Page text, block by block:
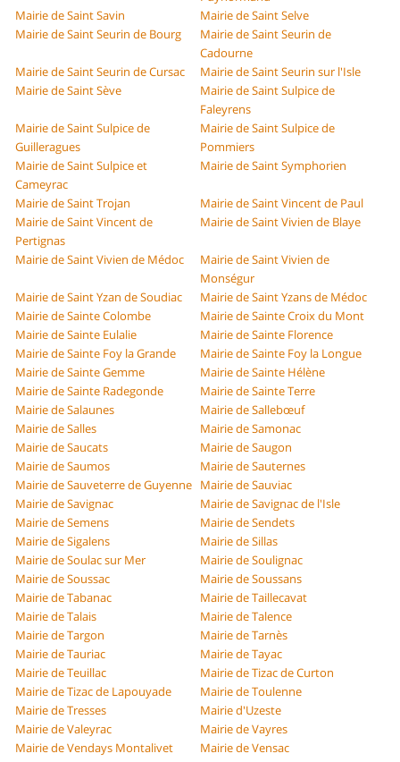
Mairie de Saint Savin
Mairie de Saint Selve
Mairie de Saint Seurin de Bourg
Mairie de Saint Seurin de
Cadourne
Mairie de Saint Seurin de Cursac
Mairie de Saint Seurin sur l'Isle
Mairie de Saint Sève
Mairie de Saint Sulpice de
Faleyrens
Mairie de Saint Sulpice de
Guilleragues
Mairie de Saint Sulpice de
Pommiers
Mairie de Saint Sulpice et
Cameyrac
Mairie de Saint Symphorien
Mairie de Saint Trojan
Mairie de Saint Vincent de Paul
Mairie de Saint Vincent de
Pertignas
Mairie de Saint Vivien de Blaye
Mairie de Saint Vivien de Médoc
Mairie de Saint Vivien de
Monségur
Mairie de Saint Yzan de Soudiac
Mairie de Saint Yzans de Médoc
Mairie de Sainte Colombe
Mairie de Sainte Croix du Mont
Mairie de Sainte Eulalie
Mairie de Sainte Florence
Mairie de Sainte Foy la Grande
Mairie de Sainte Foy la Longue
Mairie de Sainte Gemme
Mairie de Sainte Hélène
Mairie de Sainte Radegonde
Mairie de Sainte Terre
Mairie de Salaunes
Mairie de Sallebœuf
Mairie de Salles
Mairie de Samonac
Mairie de Saucats
Mairie de Saugon
Mairie de Saumos
Mairie de Sauternes
Mairie de Sauveterre de Guyenne Mairie de Sauviac
Mairie de Savignac
Mairie de Savignac de l'Isle
Mairie de Semens
Mairie de Sendets
Mairie de Sigalens
Mairie de Sillas
Mairie de Soulac sur Mer
Mairie de Soulignac
Mairie de Soussac
Mairie de Soussans
Mairie de Tabanac
Mairie de Taillecavat
Mairie de Talais
Mairie de Talence
Mairie de Targon
Mairie de Tarnès
Mairie de Tauriac
Mairie de Tayac
Mairie de Teuillac
Mairie de Tizac de Curton
Mairie de Tizac de Lapouyade
Mairie de Toulenne
Mairie de Tresses
Mairie d'Uzeste
Mairie de Valeyrac
Mairie de Vayres
Mairie de Vendays Montalivet
Mairie de Vensac